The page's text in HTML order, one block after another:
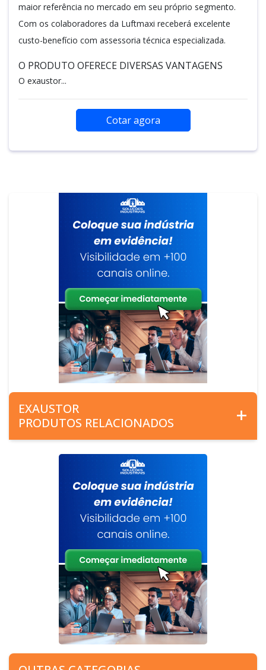
maior referência no mercado em seu próprio segmento.
Com os colaboradores da Luftmaxi receberá excelente
custo-benefício com assessoria técnica especializada.
O PRODUTO OFERECE DIVERSAS VANTAGENS
O exaustor...
Cotar agora
EXAUSTOR
PRODUTOS RELACIONADOS